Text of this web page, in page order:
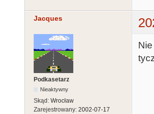
Jacques
Podkasetarz
Nieaktywny
Skąd: Wrocław
Zarejestrowany: 2002-07-17